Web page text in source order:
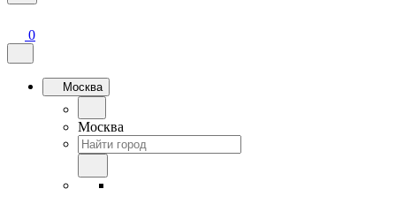
0
Москва
Москва